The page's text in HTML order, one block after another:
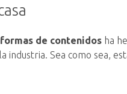
de contenidos ha
industria. Sea como sea,